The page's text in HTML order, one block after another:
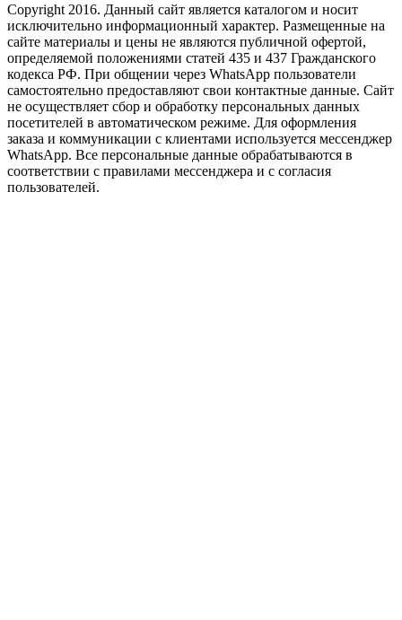
Copyright 2016. Данный сайт является каталогом и носит
исключительно информационный характер. Размещенные на
сайте материалы и цены не являются публичной офертой,
определяемой положениями статей 435 и 437 Гражданского
кодекса РФ. При общении через WhatsApp пользователи
самостоятельно предоставляют свои контактные данные. Сайт
не осуществляет сбор и обработку персональных данных
посетителей в автоматическом режиме. Для оформления
заказа и коммуникации с клиентами используется мессенджер
WhatsApp. Все персональные данные обрабатываются в
соответствии с правилами мессенджера и с согласия
пользователей.